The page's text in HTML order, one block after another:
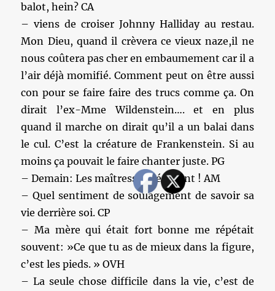
balot, hein? CA
– viens de croiser Johnny Halliday au restau.
Mon Dieu, quand il crèvera ce vieux naze,il ne
nous coûtera pas cher en embaumement car il a
l’air déjà momifié. Comment peut on être aussi
con pour se faire faire des trucs comme ça. On
dirait l’ex-Mme Wildenstein…. et en plus
quand il marche on dirait qu’il a un balai dans
le cul. C’est la créature de Frankenstein. Si au
moins ça pouvait le faire chanter juste. PG
– Demain: Les maîtresses décollent ! AM
– Quel sentiment de soulagement de savoir sa
vie derrière soi. CP
– Ma mère qui était fort bonne me répétait
souvent: »Ce que tu as de mieux dans la figure,
c’est les pieds. » OVH
– La seule chose difficile dans la vie, c’est de